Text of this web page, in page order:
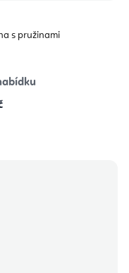
s pružinami